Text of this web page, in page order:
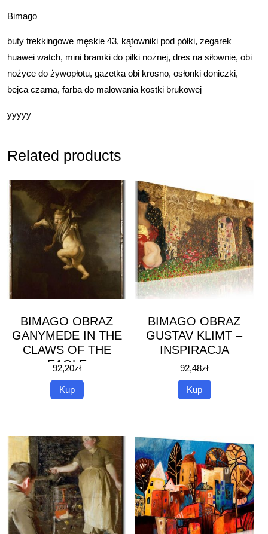
Bimago
buty trekkingowe męskie 43, kątowniki pod półki, zegarek
huawei watch, mini bramki do piłki nożnej, dres na siłownie, obi
nożyce do żywopłotu, gazetka obi krosno, osłonki doniczki,
bejca czarna, farba do malowania kostki brukowej
yyyyy
Related products
BIMAGO OBRAZ
GANYMEDE IN THE
CLAWS OF THE
EAGLE
92,20zł
Kup
BIMAGO OBRAZ
GUSTAV KLIMT –
INSPIRACJA
92,48zł
Kup